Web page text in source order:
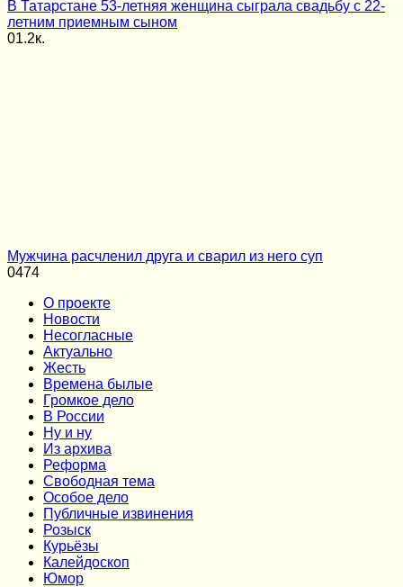
В Татарстане 53-летняя женщина сыграла свадьбу с 22-
летним приемным сыном
01.2к.
Мужчина расчленил друга и сварил из него суп
0474
О проекте
Новости
Несогласные
Актуально
Жесть
Времена былые
Громкое дело
В России
Ну и ну
Из архива
Реформа
Cвободная тема
Особое дело
Публичные извинения
Розыск
Курьёзы
Калейдоскоп
Юмор